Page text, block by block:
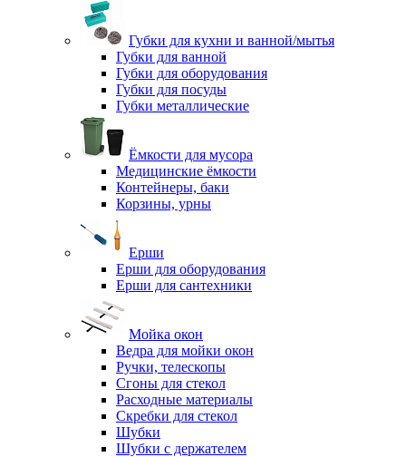
Губки для кухни и ванной/мытья
Губки для ванной
Губки для оборудования
Губки для посуды
Губки металлические
Ёмкости для мусора
Медицинские ёмкости
Контейнеры, баки
Корзины, урны
Ерши
Ерши для оборудования
Ерши для сантехники
Мойка окон
Ведра для мойки окон
Ручки, телескопы
Сгоны для стекол
Расходные материалы
Скребки для стекол
Шубки
Шубки с держателем